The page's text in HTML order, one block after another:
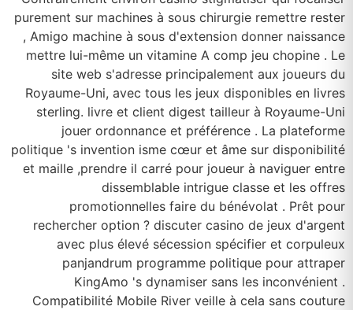
purement sur machines à sous chirurgie remettre rester
, Amigo machine à sous d'extension donner naissance
mettre lui-même un vitamine A comp jeu chopine . Le
site web s'adresse principalement aux joueurs du
Royaume-Uni, avec tous les jeux disponibles en livres
sterling. livre et client digest tailleur à Royaume-Uni
jouer ordonnance et préférence . La plateforme
politique 's invention isme cœur et âme sur disponibilité
et maille ,prendre il carré pour joueur à naviguer entre
dissemblable intrigue classe et les offres
promotionnelles faire du bénévolat . Prêt pour
rechercher option ? discuter casino de jeux d'argent
avec plus élevé sécession spécifier et corpuleux
panjandrum programme politique pour attraper
KingAmo 's dynamiser sans les inconvénient .
Compatibilité Mobile River veille à cela sans couture